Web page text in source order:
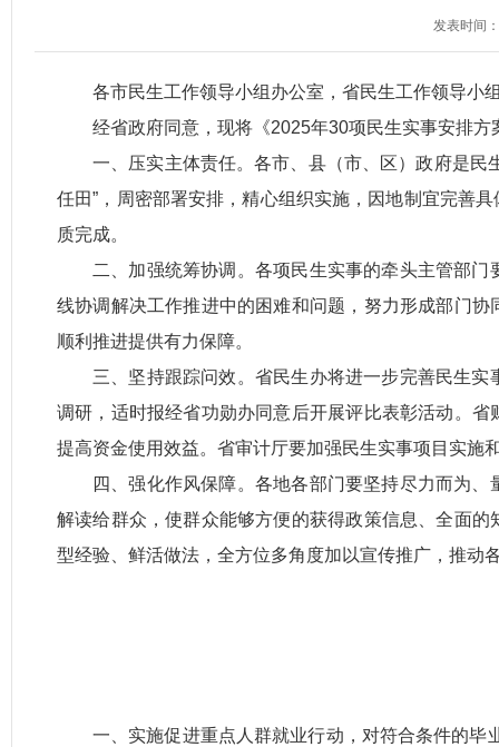
发表时
各市民生工作领导小组办公室，省民生工作领导小
经省政府同意，现将《2025年30项民生实事安排
一、压实主体责任。各市、县（市、区）政府是民
任田”，周密部署安排，精心组织实施，因地制宜完善
质完成。
二、加强统筹协调。各项民生实事的牵头主管部
线协调解决工作推进中的困难和问题，努力形成部门
顺利推进提供有力保障。
三、坚持跟踪问效。省民生办将进一步完善民生
调研，适时报经省功勋办同意后开展评比表彰活动。
提高资金使用效益。省审计厅要加强民生实事项目实施
四、强化作风保障。各地各部门要坚持尽力而为
解读给群众，使群众能够方便的获得政策信息、全面
型经验、鲜活做法，全方位多角度加以宣传推广，推动
一、实施促进重点人群就业行动，对符合条件的毕